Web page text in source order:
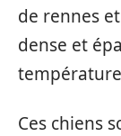
de rennes
dense et
Ces chiens